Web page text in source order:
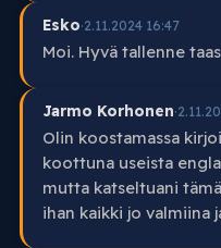
Esko·2.11.2024 16:47
Moi. Hyvä tallenne
Jarmo Korhonen·
Olin koostamassa
koottuna useista
mutta katseltuani
ihan kaikki jo valmiina